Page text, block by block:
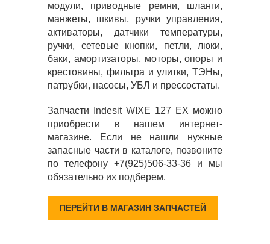
модули, приводные ремни, шланги,
манжеты, шкивы, ручки управления,
активаторы, датчики температуры,
ручки, сетевые кнопки, петли, люки,
баки, амортизаторы, моторы, опоры и
крестовины, фильтра и улитки, ТЭНы,
патрубки, насосы, УБЛ и прессостаты.
Запчасти Indesit WIXE 127 EX можно
приобрести в нашем интернет-
магазине. Если не нашли нужные
запасные части в каталоге, позвоните
по телефону +7(925)506-33-36 и мы
обязательно их подберем.
ПЕРЕЙТИ В МАГАЗИН ЗАПЧАСТЕЙ